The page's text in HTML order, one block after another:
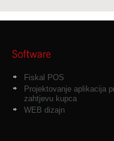
Fiskal POS
Projektovanje aplikacija
zahtjevu kupca
WEB dizajn